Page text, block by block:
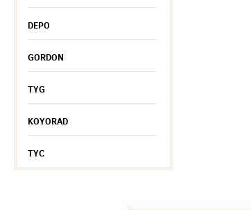
DEPO
GORDON
TYG
KOYORAD
TYC